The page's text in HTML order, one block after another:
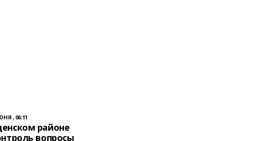
, 06:11
районе
вопросы